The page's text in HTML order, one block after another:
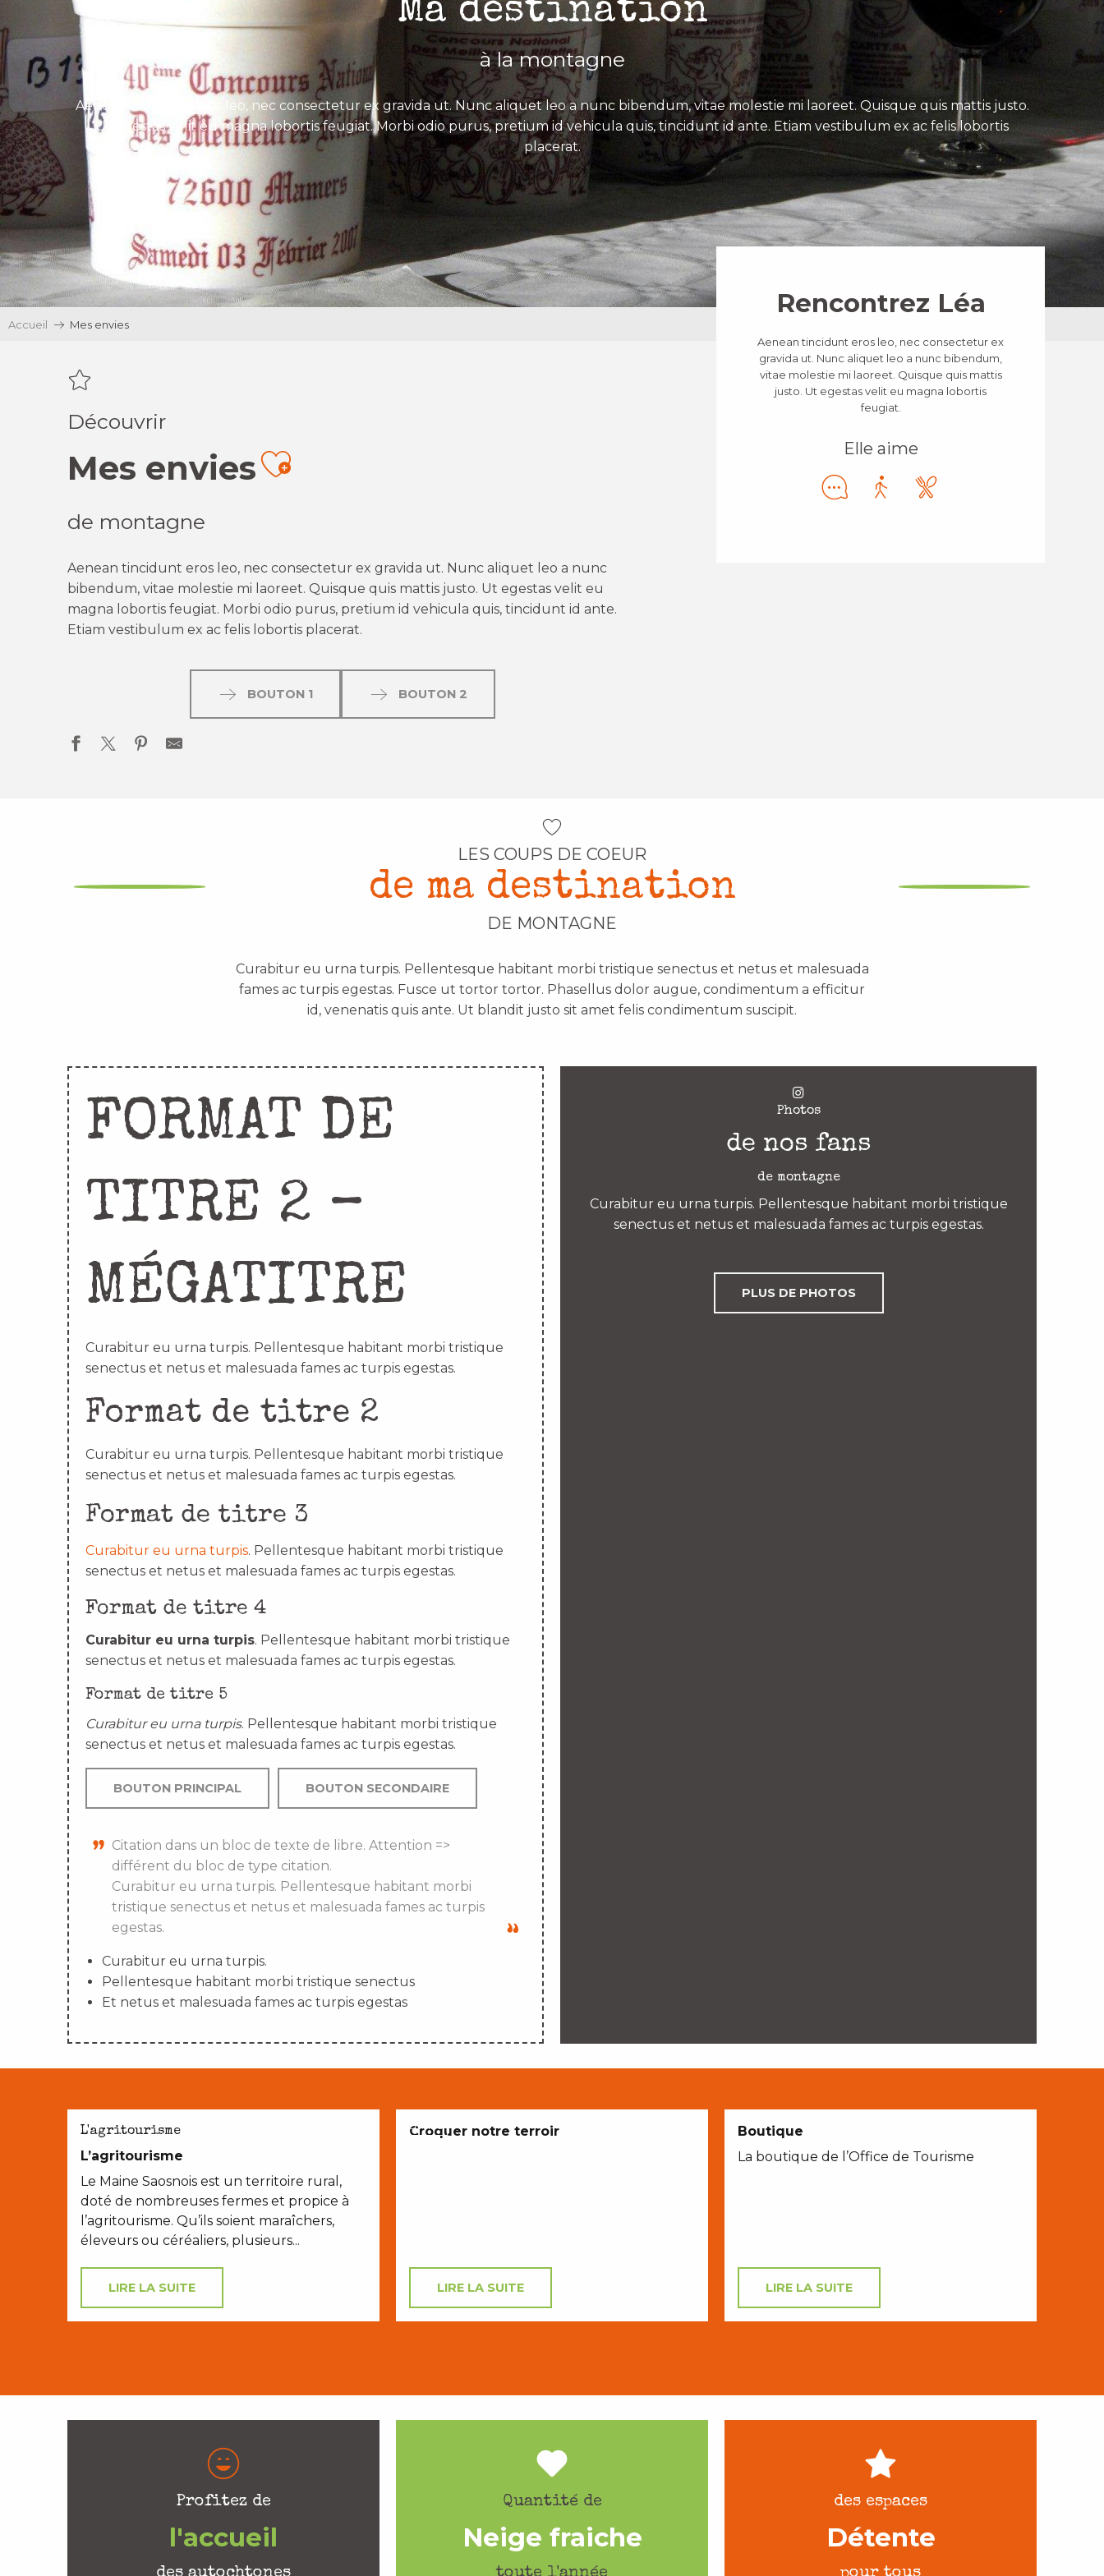
Ma destination
à la montagne
Aenean tincidunt eros leo, nec consectetur ex gravida ut. Nunc aliquet leo a nunc bibendum, vitae molestie mi laoreet. Quisque quis mattis justo.
Ut egestas velit eu magna lobortis feugiat. Morbi odio purus, pretium id vehicula quis, tincidunt id ante. Etiam vestibulum ex ac felis lobortis
placerat.
Accueil Mes envies
Découvrir
Mes enviesAjouter aux favoris
de montagne
Aenean tincidunt eros leo, nec consectetur ex gravida ut. Nunc aliquet leo a nunc
bibendum, vitae molestie mi laoreet. Quisque quis mattis justo. Ut egestas velit eu
magna lobortis feugiat. Morbi odio purus, pretium id vehicula quis, tincidunt id ante.
Etiam vestibulum ex ac felis lobortis placerat.
BOUTON 1 BOUTON 2
Rencontrez Léa
Aenean tincidunt eros leo, nec consectetur ex
gravida ut. Nunc aliquet leo a nunc bibendum,
vitae molestie mi laoreet. Quisque quis mattis
justo. Ut egestas velit eu magna lobortis
feugiat.
Elle aime
LES COUPS DE COEUR
de ma destination
DE MONTAGNE
Curabitur eu urna turpis. Pellentesque habitant morbi tristique senectus et netus et malesuada
fames ac turpis egestas. Fusce ut tortor tortor. Phasellus dolor augue, condimentum a efficitur
id, venenatis quis ante. Ut blandit justo sit amet felis condimentum suscipit.
FORMAT DE
TITRE 2 –
MÉGATITRE
Curabitur eu urna turpis. Pellentesque habitant morbi tristique
senectus et netus et malesuada fames ac turpis egestas.
Format de titre 2
Curabitur eu urna turpis. Pellentesque habitant morbi tristique
senectus et netus et malesuada fames ac turpis egestas.
Format de titre 3
Curabitur eu urna turpis. Pellentesque habitant morbi tristique
senectus et netus et malesuada fames ac turpis egestas.
Format de titre 4
Curabitur eu urna turpis. Pellentesque habitant morbi tristique
senectus et netus et malesuada fames ac turpis egestas.
Format de titre 5
Curabitur eu urna turpis. Pellentesque habitant morbi tristique
senectus et netus et malesuada fames ac turpis egestas.
BOUTON PRINCIPAL BOUTON SECONDAIRE
Citation dans un bloc de texte de libre. Attention =>
différent du bloc de type citation.
Curabitur eu urna turpis. Pellentesque habitant morbi
tristique senectus et netus et malesuada fames ac turpis
egestas.
Curabitur eu urna turpis.
Pellentesque habitant morbi tristique senectus
Et netus et malesuada fames ac turpis egestas
Photos
de nos fans
de montagne
Curabitur eu urna turpis. Pellentesque habitant morbi tristique
senectus et netus et malesuada fames ac turpis egestas.
PLUS DE PHOTOS
L'agritourisme
L’agritourisme
Le Maine Saosnois est un territoire rural,
doté de nombreuses fermes et propice à
l’agritourisme. Qu’ils soient maraîchers,
éleveurs ou céréaliers, plusieurs...
LIRE LA SUITE
ENVIES
Croquer notre terroir
LIRE LA SUITE
Boutique
La boutique de l’Office de Tourisme
LIRE LA SUITE
Profitez de
l'accueil
Quantité de
Neige fraiche
des espaces
Détente